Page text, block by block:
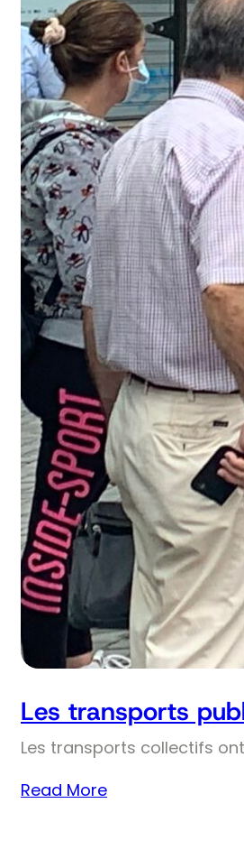
Les transports
Les transports collectifs
Read More